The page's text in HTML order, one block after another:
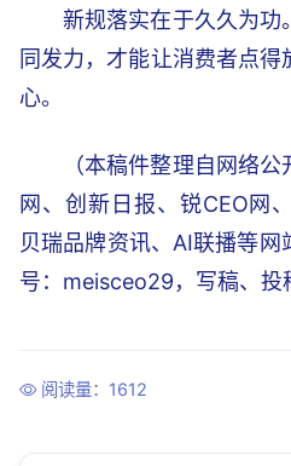
新规落实在于久久为功
同发力，才能让消费者点
心。
（本稿件整理自网络
网、创新日报、锐CEO网
贝瑞品牌资讯、AI联播等
号：meisceo29，写稿、投
阅读量：1612